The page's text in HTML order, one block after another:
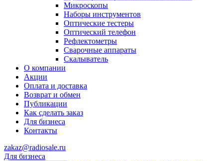
Микроскопы
Наборы инструментов
Оптические тестеры
Оптический телефон
Рефлектометры
Сварочные аппараты
Скалыватель
О компании
Акции
Оплата и доставка
Возврат и обмен
Публикации
Как сделать заказ
Для бизнеса
Контакты
zakaz@radiosale.ru
Для бизнеса